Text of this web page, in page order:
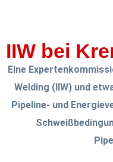
IIW bei
Eine
Welding (IIW) und
Pipeline- und